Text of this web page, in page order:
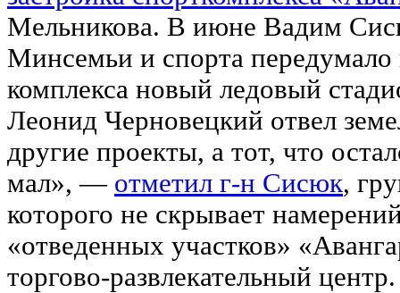
Мельникова. В июне Вадим
Минсемьи и спорта передумало
комплекса новый ледовый
Леонид Черновецкий отвел
другие проекты, а тот, что
мал», — отметил г-н Сисюк,
которого не скрывает
«отведенных участков»
торгово-развлекательный центр.